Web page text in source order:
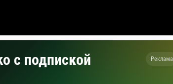
с подпиской
Реклама